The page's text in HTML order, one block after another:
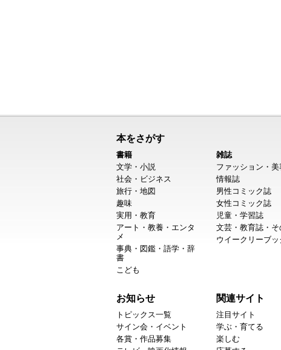
本をさがす
書籍
文学・小説
社会・ビジネス
旅行・地図
趣味
実用・教育
アート・教養・エンタ
メ
事典・図鑑・語学・辞
書
こども
雑誌
ファッション・美
情報誌
男性コミック誌
女性コミック誌
児童・学習誌
文芸・教育誌・そ
ウイークリーブッ
お知らせ
トピックス一覧
サイン会・イベント
各賞・作品募集
関連サイト
注目サイト
学ぶ・育てる
楽しむ